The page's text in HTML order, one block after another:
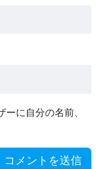
に自分の名前、